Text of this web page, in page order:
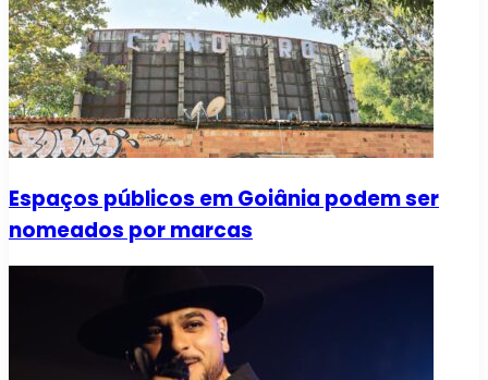
Espaços públicos em Goiânia podem ser
nomeados por marcas